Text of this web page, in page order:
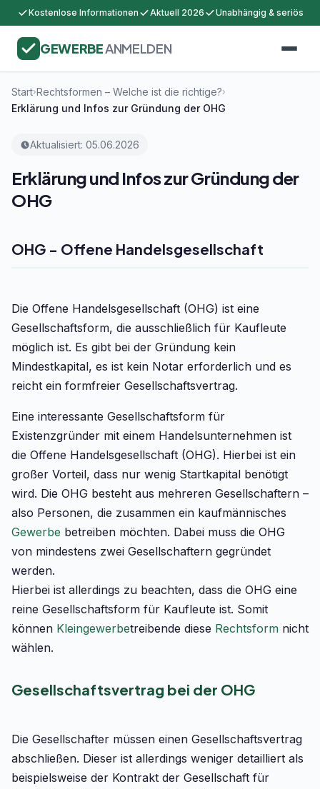
Kostenlose Informationen Aktuell 2026 Unabhängig & seriös
GEWERBEANMELDEN
Start›Rechtsformen – Welche ist die richtige?›
Erklärung und Infos zur Gründung der OHG
Aktualisiert: 05.06.2026
Erklärung und Infos zur Gründung der
OHG
OHG - Offene Handelsgesellschaft
Die Offene Handelsgesellschaft (OHG) ist eine
Gesellschaftsform, die ausschließlich für Kaufleute
möglich ist. Es gibt bei der Gründung kein
Mindestkapital, es ist kein Notar erforderlich und es
reicht ein formfreier Gesellschaftsvertrag.
Eine interessante Gesellschaftsform für
Existenzgründer mit einem Handelsunternehmen ist
die Offene Handelsgesellschaft (OHG). Hierbei ist ein
großer Vorteil, dass nur wenig Startkapital benötigt
wird. Die OHG besteht aus mehreren Gesellschaftern –
also Personen, die zusammen ein kaufmännisches
Gewerbe betreiben möchten. Dabei muss die OHG
von mindestens zwei Gesellschaftern gegründet
werden.
Hierbei ist allerdings zu beachten, dass die OHG eine
reine Gesellschaftsform für Kaufleute ist. Somit
können Kleingewerbetreibende diese Rechtsform nicht
wählen.
Gesellschaftsvertrag bei der OHG
Die Gesellschafter müssen einen Gesellschaftsvertrag
abschließen. Dieser ist allerdings weniger detailliert als
beispielsweise der Kontrakt der Gesellschaft für